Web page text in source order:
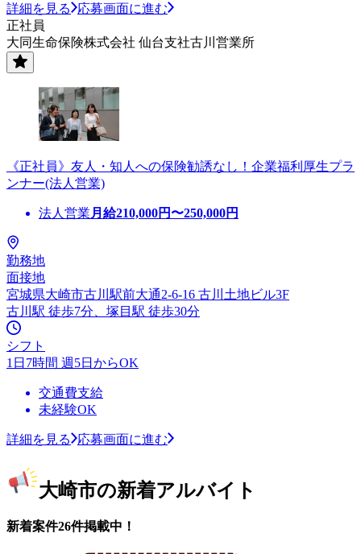
詳細を見る
応募画面に進む
正社員
大同生命保険株式会社 仙台支社古川営業所
《正社員》友人・知人への保険勧誘なし！企業福利厚生プラ
ンナー(法人営業)
法人営業 月給210,000円〜250,000円
勤務地
面接地
宮城県大崎市古川駅前大通2-6-16 古川土地ビル3F
古川駅 徒歩7分、塚目駅 徒歩30分
シフト
1日7時間 週5日からOK
交通費支給
未経験OK
詳細を見る 応募画面に進む
大崎市の新着アルバイト
新着案件26件掲載中！